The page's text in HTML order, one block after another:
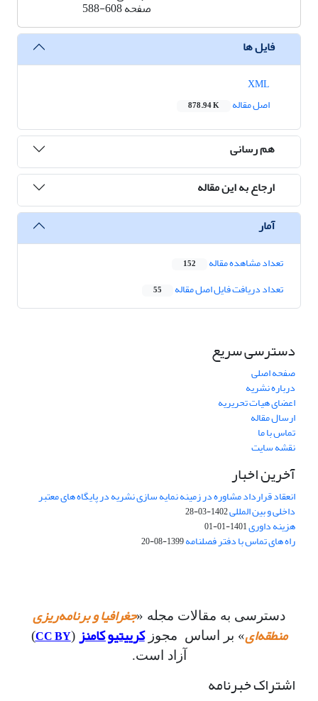
صفحه588-608
فایل ها
اصل مقاله
878.94 K
هم رسانی
ارجاع به این مقاله
آمار
تعداد مشاهده مقاله 152
تعداد دریافت فایل اصل مقاله 55
دسترسی سریع
صفحه اصلی
درباره نشریه
اعضای هیات تحریریه
ارسال مقاله
تماس با ما
نقشه سایت
آخرین اخبار
انعقاد قرارداد مشاوره در زمینه نمایه سازی نشریه در پایگاه های معتبر
داخلی و بین المللی1402-03-28
هزینه داوری1401-01-01
راه های تماس با دفتر فصلنامه1399-08-20
دسترسی به مقالات مجله «جغرافیا و برنامه‌ریزی
منطقه‌ای» بر اساس مجوزکرییتیو کامنز (
CC BY
)
آزاد است.
اشتراک خبرنامه